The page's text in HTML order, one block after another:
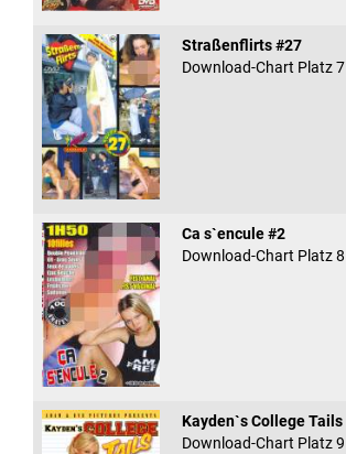
Straßenflirts #27
Download-Chart Platz 7
Ca s`encule #2
Download-Chart Platz 8
Kayden`s College Tails
Download-Chart Platz 9